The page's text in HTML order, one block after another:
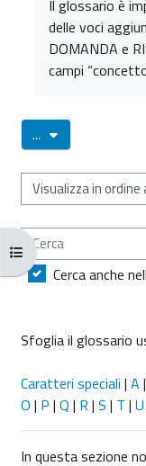
Apri indice del corso
Il glossario è
delle voci
DOMANDA e
campi
... Esporta voci
Sfoglia il glossario
Cerca
Cerca anche
Sfoglia il glossario
Caratteri speciali | A |
O | P | Q | R | S | T | U
In questa sezione